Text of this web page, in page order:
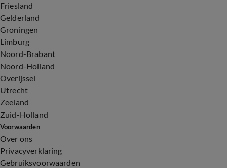
Friesland
Gelderland
Groningen
Limburg
Noord-Brabant
Noord-Holland
Overijssel
Utrecht
Zeeland
Zuid-Holland
Voorwaarden
Over ons
Privacyverklaring
Gebruiksvoorwaarden